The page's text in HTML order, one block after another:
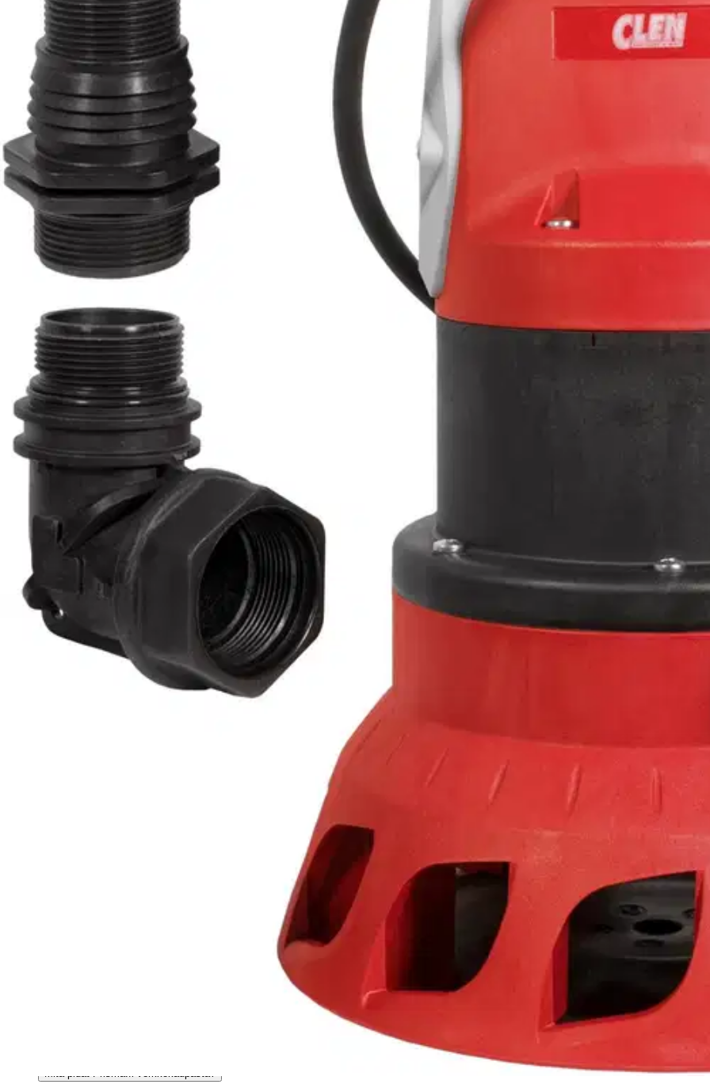
Verkkokaupan hinta
Valitse toimitustapa
Nouto myymälästä
Ilmainen
Siirry valitsemaan myymälä
Kotiin tai noutopisteeseen
Ilmainen toimitus yli 100 €:n tilauksille Postin pakettiautomaattiin tai
Etu ei koske Suuri‑lisäpalvelulla toimitettavia tuotteita.
Tarkista myymäläsaatavuus
Tuotekuvaus
Erittäin tehokas ja kestävä tyhjennyspumppu ammattimaiseen käyttöön. Vortex-tyyppinen pumppu joka soveltuu myös harmaalle ja
isotkin kokkareet (38 mm) pääsevät läpi tukkimatta pumppua. Siinä on monipuolinen liitäntä poistoletkulle sekä automaattinen kohokytkin,
täydellisenä kaapelilla ja pistokkeella.Kaikki CLEN-pumput on valmistettu silmälläpitäen jatkuvaa käyttöä. Materiaalivalinnat, parhaat
varmistavat pumppujen ensiluokkaisen laadun ja ainutlaatuisen käyttövarmuuden.
Ominaisuudet
Oletko tyytyväinen tuotetietoihin?
Ovatko tuotetiedot riittävät? Jos tuotetiedoissa on puutteita tai niitä voisi muuten parantaa, anna palautetta.
Avautuu uuteen välilehteen
Mitä pidät Prisma.fi-verkkokaupasta?